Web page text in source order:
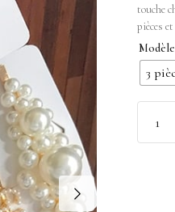
touche
pièces
Modèle
3